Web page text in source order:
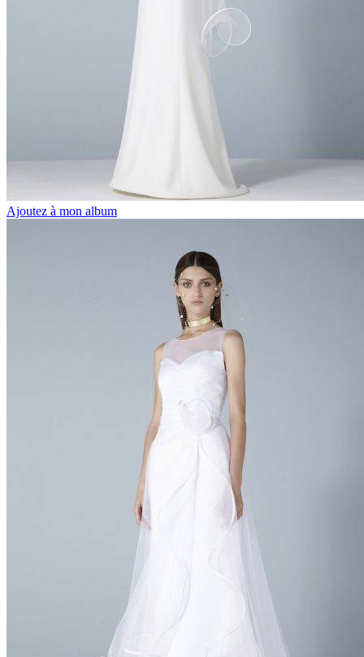
Ajoutez à mon album